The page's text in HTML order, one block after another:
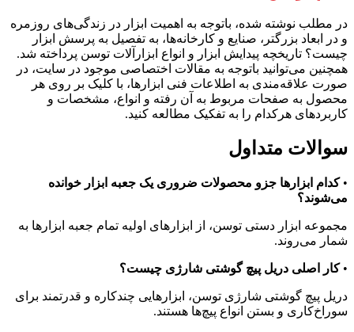
در مطلب نوشته شده، باتوجه به اهمیت ابزار در زندگی‌های روزمره
و در ابعاد بزرگتر، صنایع و کارخانه‌ها، به تفصیل به پرسش ابزار
چیست؟ تاریخچه پیدایش ابزار و انواع ابزارآلات توسن پرداخته شد.
همچنین می‌توانید باتوجه به مقالات اختصاصی موجود در سایت، در
صورت علاقه‌مندی به اطلاعات فنی ابزارها، با کلیک بر روی هر
محصول به صفحات مربوط به آن رفته و انواع، مشخصات و
کاربردهای هرکدام را به تفکیک مطالعه کنید.
سوالات متداول
•کدام ابزارها جزو محصولات ضروری یک جعبه ابزار خوانده
می‌شوند؟
مجموعه ابزار دستی توسن، از ابزارهای اولیه تمام جعبه ابزارها به
شمار می‌روند.
•کار اصلی دریل پیچ گوشتی شارژی چیست؟
دریل پیچ گوشتی شارژی توسن، ابزارهایی چندکاره و قدرتمند برای
سوراخ‌کاری و بستن انواع پیچ‌ها هستند.